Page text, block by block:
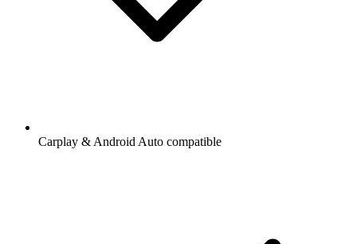
Carplay & Android Auto compatible